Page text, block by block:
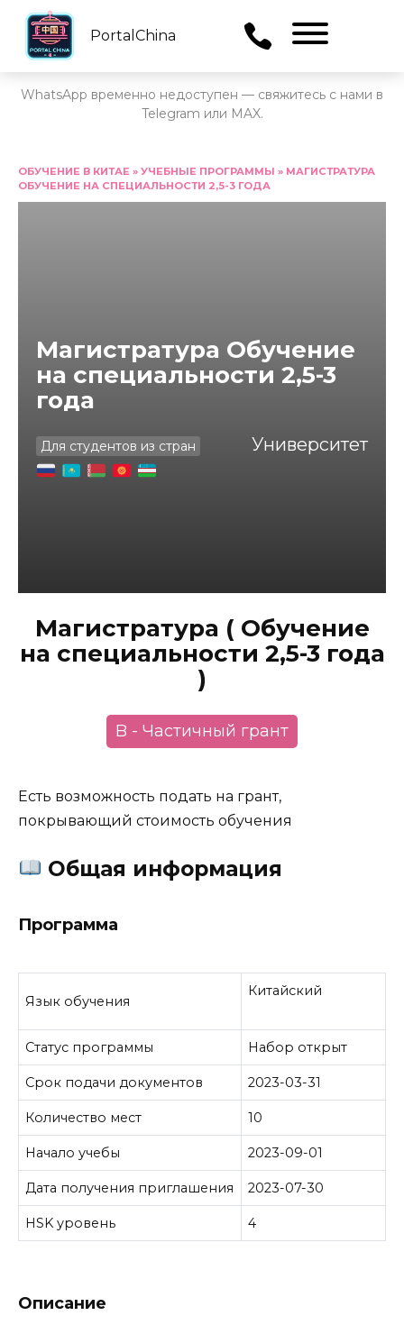
PortalChina
WhatsApp временно недоступен — свяжитесь с нами в
Telegram или MAX.
содержанию
ОБУЧЕНИЕ В КИТАЕ » УЧЕБНЫЕ ПРОГРАММЫ » МАГИСТРАТУРА
ОБУЧЕНИЕ НА СПЕЦИАЛЬНОСТИ 2,5-3 ГОДА
Магистратура Обучение
на специальности 2,5-3
года
Для студентов из стран Университет
Магистратура ( Обучение
на специальности 2,5-3 года
)
B - Частичный грант
Есть возможность подать на грант,
покрывающий стоимость обучения
Общая информация
Программа
Язык обучения
Китайский
Статус программы Набор открыт
Срок подачи документов 2023-03-31
Количество мест 10
Начало учебы 2023-09-01
Дата получения приглашения 2023-07-30
HSK уровень 4
Описание